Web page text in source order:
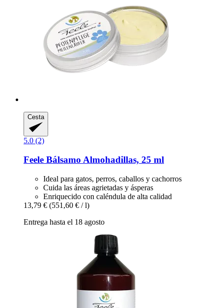
Cesta
5.0 (2)
Feele Bálsamo Almohadillas, 25 ml
Ideal para gatos, perros, caballos y cachorros
Cuida las áreas agrietadas y ásperas
Enriquecido con caléndula de alta calidad
13,79 € (551,60 € / l)
Entrega hasta el 18 agosto